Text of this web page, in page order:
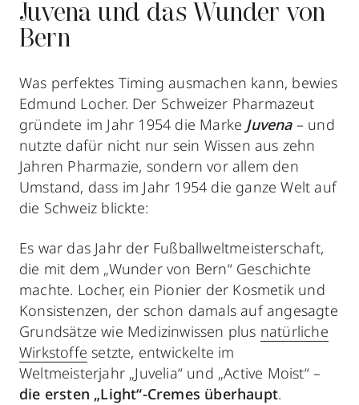
Juvena und das Wunder von
Bern
Was perfektes Timing ausmachen kann, bewies
Edmund Locher. Der Schweizer Pharmazeut
gründete im Jahr 1954 die Marke Juvena– und
nutzte dafür nicht nur sein Wissen aus zehn
Jahren Pharmazie, sondern vor allem den
Umstand, dass im Jahr 1954 die ganze Welt auf
die Schweiz blickte:
Es war das Jahr der Fußballweltmeisterschaft,
die mit dem „Wunder von Bern“ Geschichte
machte. Locher, ein Pionier der Kosmetik und
Konsistenzen, der schon damals auf angesagte
Grundsätze wie Medizinwissen plus natürliche
Wirkstoffe setzte, entwickelte im
Weltmeisterjahr „Juvelia“ und „Active Moist“ –
die ersten „Light“-Cremes überhaupt.